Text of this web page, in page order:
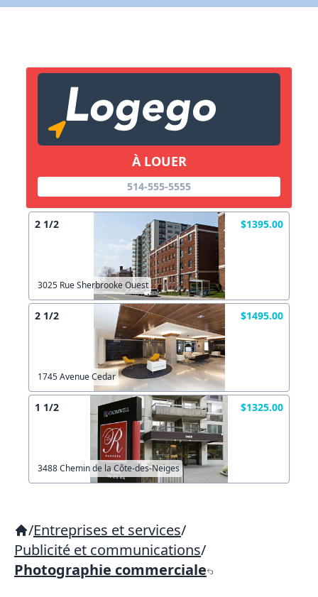
À LOUER
514-555-5555
2 1/2 $1395.00
3025 Rue Sherbrooke Ouest
2 1/2 $1495.00
1745 Avenue Cedar
1 1/2 $1325.00
3488 Chemin de la Côte-des-Neiges
/Entreprises et services/
Publicité et communications/
Photographie commerciale
Copier lien
X Fermer Envoyez